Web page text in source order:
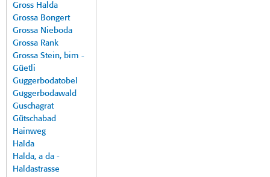
Gross Halda
Grossa Bongert
Grossa Nieboda
Grossa Rank
Grossa Stein, bim -
Güetli
Guggerbodatobel
Guggerbodawald
Guschagrat
Gütschabad
Hainweg
Halda
Halda, a da -
Haldastrasse